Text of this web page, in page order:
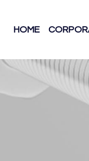
HOME